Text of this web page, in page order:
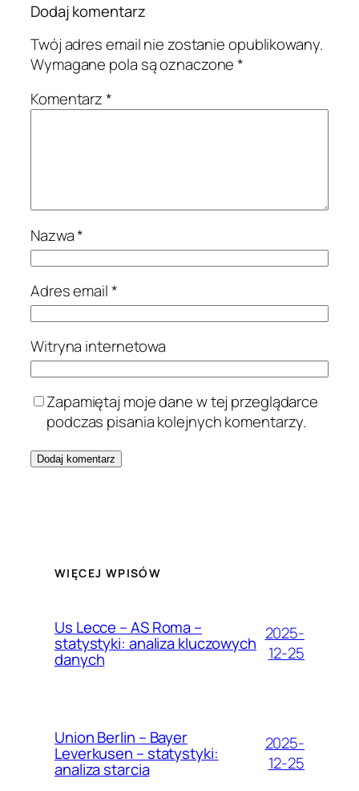
Dodaj komentarz
Twój adres email nie zostanie opublikowany.
Wymagane pola są oznaczone*
Komentarz*
Nazwa*
Adres email*
Witryna internetowa
Zapamiętaj moje dane w tej przeglądarce
podczas pisania kolejnych komentarzy.
WIĘCEJ WPISÓW
Us Lecce – AS Roma –
statystyki: analiza kluczowych
danych
2025-
12-25
Union Berlin – Bayer
Leverkusen – statystyki:
analiza starcia
2025-
12-25